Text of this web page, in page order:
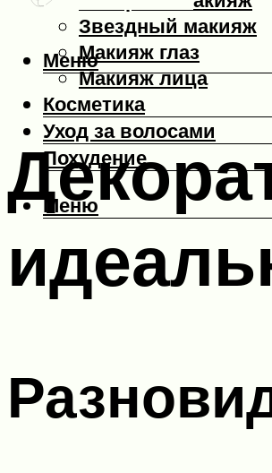
Звездный макияж
Макияж глаз
Макияж лица
Косметика
Уход за волосами
Похудение
Меню
Меню